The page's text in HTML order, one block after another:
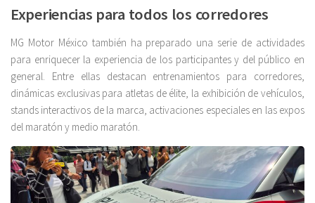
Experiencias para todos los corredores
MG Motor México también ha preparado una serie de actividades
para enriquecer la experiencia de los participantes y del público en
general. Entre ellas destacan entrenamientos para corredores,
dinámicas exclusivas para atletas de élite, la exhibición de vehículos,
stands interactivos de la marca, activaciones especiales en las expos
del maratón y medio maratón.